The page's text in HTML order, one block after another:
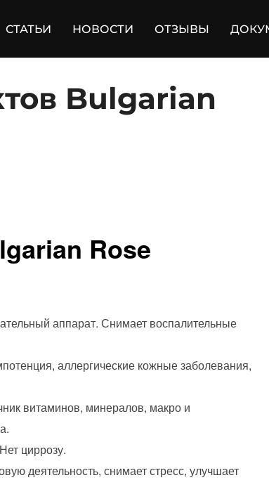
СТАТЬИ НОВОСТИ ОТЗЫВЫ
Bulgarian
Rose
аппарат. Снимает воспалительные
аллергические кожные заболевания,
витаминов, минералов, макро и
циррозу.
деятельность, снимает стресс, улучшает